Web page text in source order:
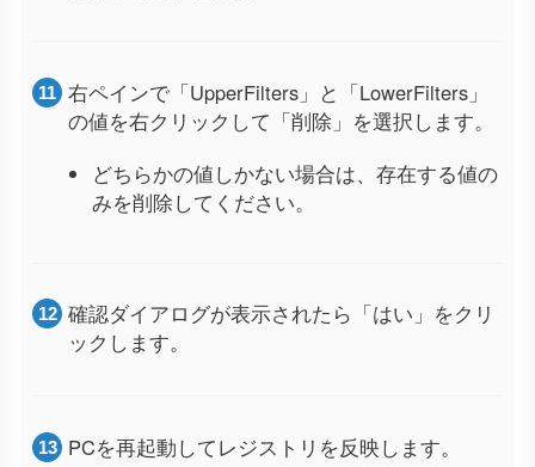
右ペインで「UpperFilters」と「LowerFilters」
の値を右クリックして「削除」を選択します。
どちらかの値しかない場合は、存在する値の
みを削除してください。
確認ダイアログが表示されたら「はい」をクリ
ックします。
PCを再起動してレジストリを反映します。